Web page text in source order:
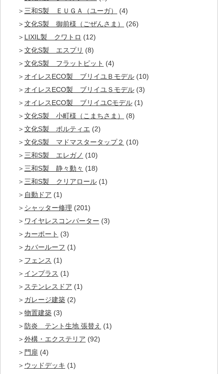
三和S製 ＥＵＧＡ（ユーガ）
(4)
文化S製 御前様（ごぜんさま）
(26)
LIXIL製 クワトロ (12)
文化S製 エスプリ (8)
文化S製 フラットピット (4)
オイレスECO製 ブリイユＢモデル (10)
オイレスECO製 ブリイユＳモデル (3)
オイレスECO製 ブリイユCモデル (1)
文化S製 小町様（こまちさま）
(8)
文化S製 ポルティエ (2)
文化S製 マドマスタータップ２ (10)
三和S製 エレガノ (10)
三和S製 静々動々 (18)
三和S製 クリアロール (1)
自動ドア (1)
シャッター修理 (201)
ワイヤレスコンバーター (3)
カーポート (3)
カバールーフ (1)
フェンス (1)
インプラス (1)
ステンレスドア (1)
ガレージ建築 (2)
物置建築 (3)
防炎 テント生地 張替え (1)
外構・エクステリア (92)
門扉 (4)
ウッドデッキ (1)